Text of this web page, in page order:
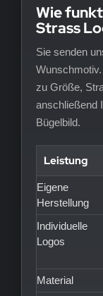
Wie
Strass
Sie senden
zu Größe,
anschließend
Bügelbild.
Leistung
Eigene
Herstellung
Individuelle
Logos
Material